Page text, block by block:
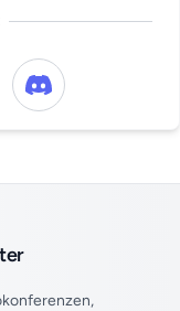
GitHubwith GitLab
Continue with